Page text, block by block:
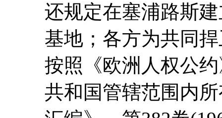
还规定在塞浦路斯
基地；各方为共同
按照《欧洲人权公
共和国管辖范围内